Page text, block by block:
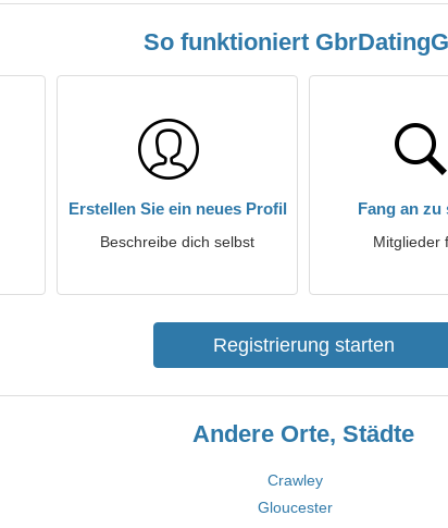
So funktioniert
Erstellen Sie ein neues Profil
Beschreibe dich selbst
Fang an zu
Mitglieder
Registrierung starten
Andere Orte, Städte
Crawley
Gloucester